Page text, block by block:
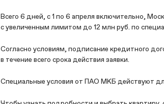
Всего 6 дней, с 1 по 6 апреля включительно,
с увеличенным лимитом до 12 млн руб. по
Согласно условиям, подписание кредитного
в течение всего срока действия заявки.
Специальные условия от ПАО МКБ действуют